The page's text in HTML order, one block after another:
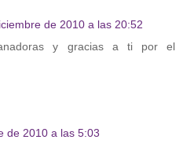
de 2010 a las 20:52
y gracias a ti por el
de 2010 a las 5:03